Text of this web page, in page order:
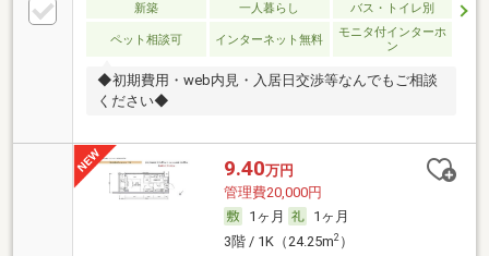
新築 一人暮らし バス・トイレ別
ペット相談可 インターネット無料
モニタ付インターホ
ン
◆初期費用・web内見・入居日交渉等なんでもご相談
ください◆
9.40万円
管理費20,000円
1ヶ月
1ヶ月
3階 / 1K（24.25m2）